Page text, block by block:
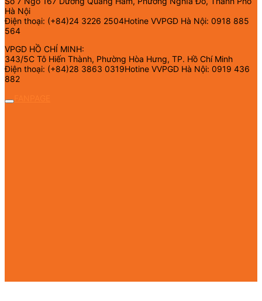
Hà Nội
Điện thoại: (+84)24 3226 2504Hotine VVPGD Hà Nội: 0918 885
564
VPGD HỒ CHÍ MINH:
343/5C Tô Hiến Thành, Phường Hòa Hưng, TP. Hồ Chí Minh
Điện thoại: (+84)28 3863 0319Hotine VVPGD Hà Nội: 0919 436
882